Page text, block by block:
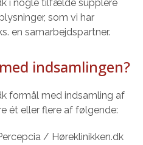
i nogle tilfælde supplere
som vi har
en samarbejdspartner.
indsamlingen?
formål med indsamling af
ét eller flere af følgende:
/ Høreklinikken.dk